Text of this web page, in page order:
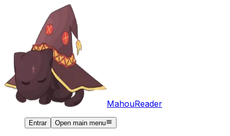
MahouReader
Entrar Open main menu